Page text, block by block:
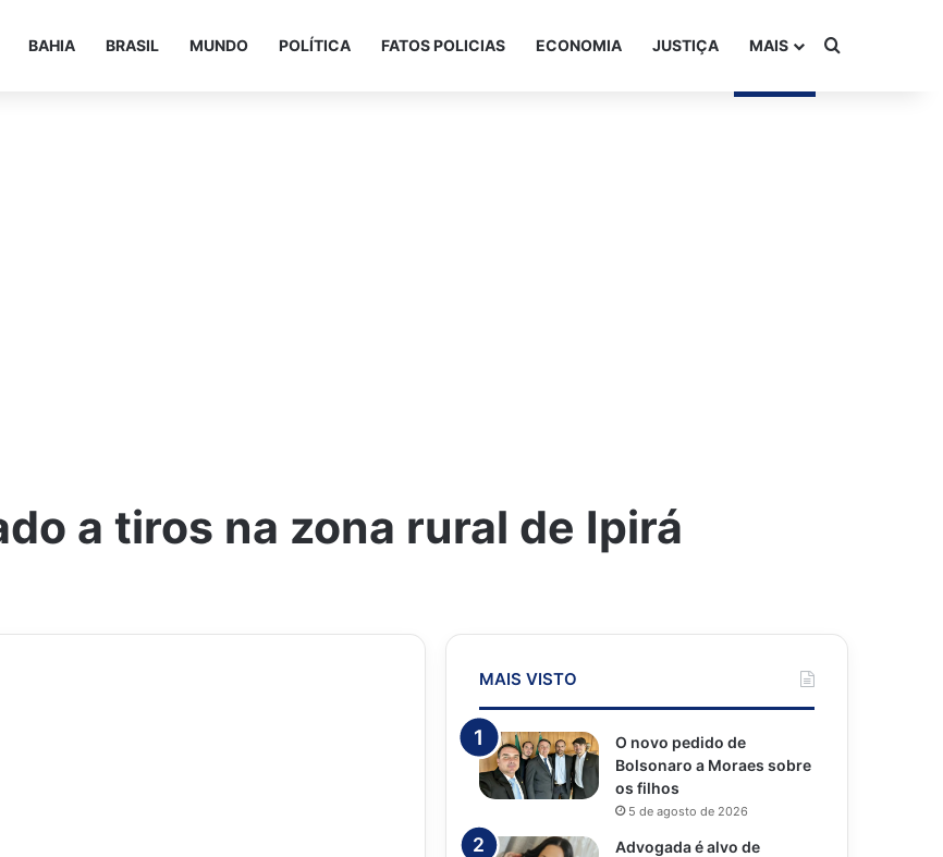
BAHIA BRASIL MUNDO POLÍTICA FATOS POLICIAS ECONOMIA JUSTIÇA MAIS Procurar
a tiros na zona rural de Ipirá
MAIS VISTO
O novo pedido de
Bolsonaro a Moraes sobre
os filhos
5 de agosto de 2026
Advogada é alvo de